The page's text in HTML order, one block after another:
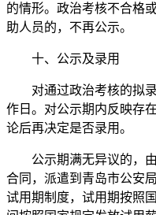
的情形。政治考核不合格
助人员的，不再公示。
十、公示及录用
对通过政治考核的拟录
作日。对公示期内反映存
论后再决定是否录用。
公示期满无异议的，由
合同，派遣到青岛市公安
试用期制度，试用期按照